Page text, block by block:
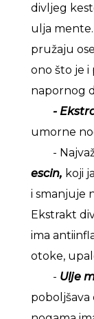
divljeg
ulja mente.
pružaju
ono što je i
napornog
-
umorne
-
escin, koji
i smanjuje
Ekstrakt
ima
otoke,
- Ulje
poboljšava